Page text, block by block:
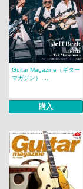
Guitar Magazine（ギター
マガジン） ...
購入